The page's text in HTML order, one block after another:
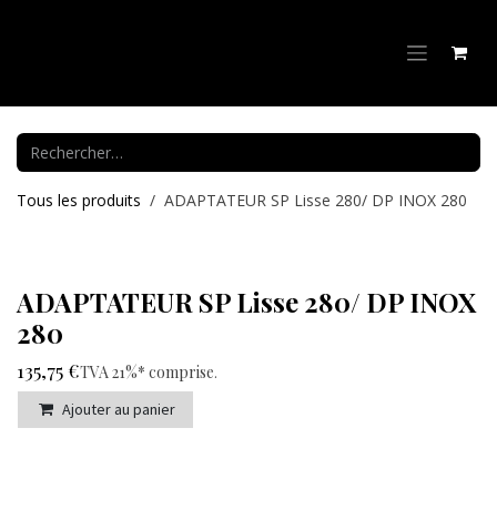
Tous les produits ADAPTATEUR SP Lisse 280/ DP INOX 280
ADAPTATEUR SP Lisse 280/ DP INOX
280
135,75 €TVA 21%* comprise.
Ajouter au panier